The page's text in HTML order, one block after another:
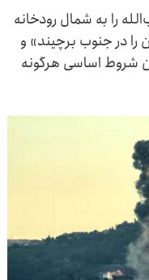
را به شمال رودخانه
را در جنوب برچیند» و
شروط اساسی هرگونه